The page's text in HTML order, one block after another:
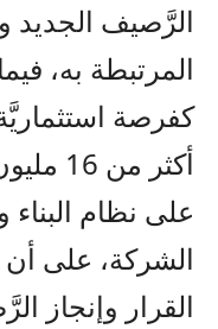
الرَّصيف الجديد
المرتبطة به،
كفرصة
أكثر
على نظام
الشركة، على أن